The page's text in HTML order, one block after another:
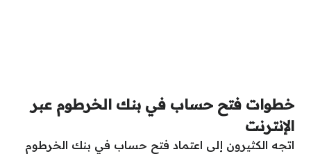
خطوات فتح حساب في بنك الخرطوم عبر
الإنترنت
اتجه الكثيرون إلى اعتماد فتح حساب في بنك الخرطوم